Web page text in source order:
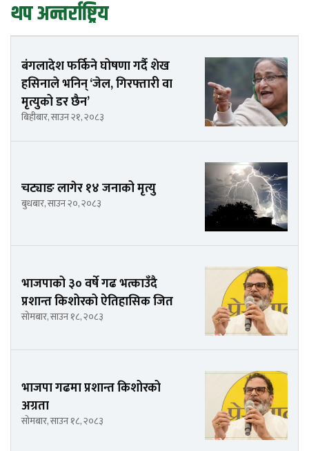
थप अन्तर्राष्ट्रिय
बंगलादेश फर्किने घोषणा गर्दै शेख
हसिनाले भनिन् ‘जेल, गिरफ्तारी वा
मृत्युको डर छैन’
बिहीबार, साउन २१, २०८३
चट्याङ लागेर १४ जनाको मृत्यु
बुधबार, साउन २०, २०८३
भाजपाको ३० वर्षे गढ भत्काउँदै
प्रशान्त किशोरको ऐतिहासिक जित
सोमबार, साउन १८, २०८३
भाजपा गढमा प्रशान्त किशोरको
अग्रता
सोमबार, साउन १८, २०८३